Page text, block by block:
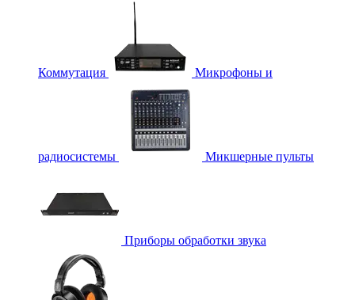
Коммутация Микрофоны и
радиосистемы Микшерные пульты
Приборы обработки звука